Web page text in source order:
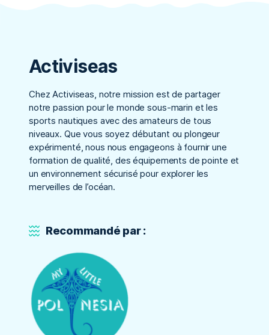
Activiseas
Chez Activiseas, notre mission est de partager
notre passion pour le monde sous-marin et les
sports nautiques avec des amateurs de tous
niveaux. Que vous soyez débutant ou plongeur
expérimenté, nous nous engageons à fournir une
formation de qualité, des équipements de pointe et
un environnement sécurisé pour explorer les
merveilles de l’océan.
Recommandé par :